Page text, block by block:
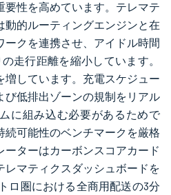
要性を高めています。テレマテ
動的ルーティングエンジンと在
ークを連携させ、アイドル時間
走行距離を縮小しています。
増しています。充電スケジュー
び低排出ゾーンの規制をリアル
に組み込む必要があるためで
可能性のベンチマークを厳格
ターはカーボンスコアカード
レマティクスダッシュボードを
ロ圏における全商用配送の3分